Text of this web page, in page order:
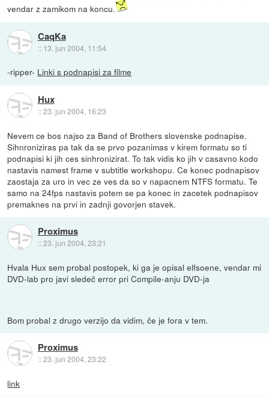
vendar z zamikom na koncu.
CaqKa
:: 13. jun 2004, 11:54
-ripper- Linki s podnapisi za filme
Hux
::23. jun 2004, 16:23
Nevem ce bos najso za Band of Brothers slovenske podnapise.
Sihnroniziras pa tak da se prvo pozanimas v kirem formatu so ti
podnapisi ki jih ces sinhronizirat. To tak vidis ko jih v casavno kodo
nastavis namest frame v subtitle workshopu. Ce konec podnapisov
zaostaja za uro in vec ze ves da so v napacnem NTFS formatu. Te
samo na 24fps nastavis potem se pa konec in zacetek podnapisov
premaknes na prvi in zadnji govorjen stavek.
Proximus
::23. jun 2004, 23:21
Hvala Hux sem probal postopek, ki ga je opisal elfsoene, vendar mi
DVD-lab pro javi sledeč error pri Compile-anju DVD-ja
Bom probal z drugo verzijo da vidim, če je fora v tem.
Proximus
::23. jun 2004, 23:22
link